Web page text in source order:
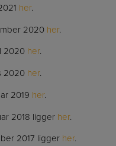
her.
2020 her.
2020 her.
2020 her.
2019 her.
2018 ligger her.
2017 ligger her.